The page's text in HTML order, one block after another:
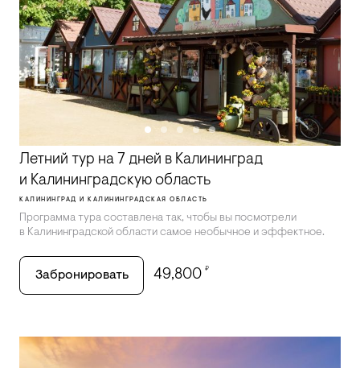
Летний тур на 7 дней в Калининград
и Калининградскую область
КАЛИНИНГРАД И КАЛИНИНГРАДСКАЯ ОБЛАСТЬ
Программа тура составлена так, чтобы вы посмотрели
в Калининградской области самое необычное и эффектное.
Забронировать 49,800 ₽